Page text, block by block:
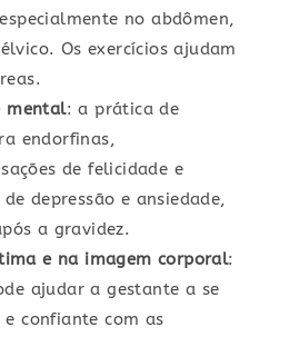
no abdômen,
Os exercícios ajudam
mental: a prática de
endorfinas,
de felicidade e
depressão e ansiedade,
a gravidez.
e na imagem corporal:
ajudar a gestante a se
confiante com as